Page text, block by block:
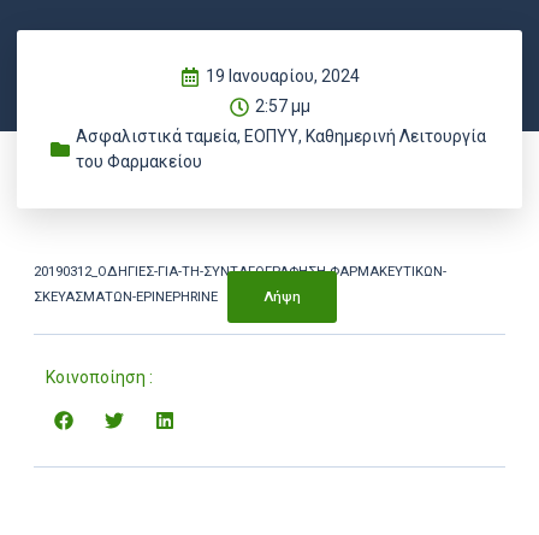
19 Ιανουαρίου, 2024
2:57 μμ
Ασφαλιστικά ταμεία, ΕΟΠΥΥ, Καθημερινή Λειτουργία
του Φαρμακείου
20190312_ΟΔΗΓΙΕΣ-ΓΙΑ-ΤΗ-ΣΥΝΤΑΓΟΓΡΑΦΗΣΗ-ΦΑΡΜΑΚΕΥΤΙΚΩΝ-
ΣΚΕΥΑΣΜΑΤΩΝ-EPINEPHRINE
Λήψη
Κοινοποίηση :